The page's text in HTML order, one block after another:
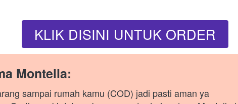
`
KLIK DISINI UNTUK ORDER
Montella:
sampai rumah kamu (COD) jadi pasti aman ya